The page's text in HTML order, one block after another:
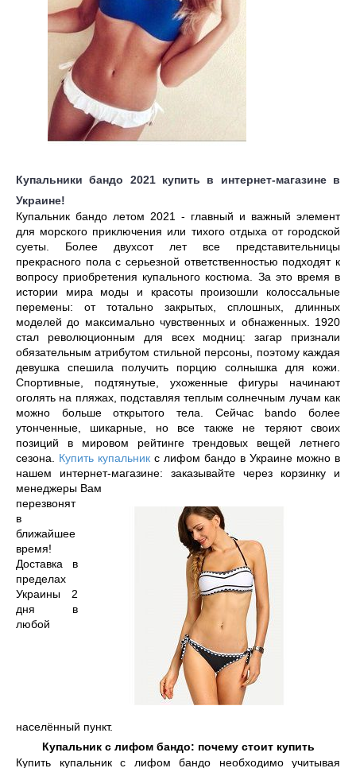
Купальники бандо 2021 купить в интернет-магазине в
Украине!
Купальник бандо летом 2021 - главный и важный элемент
для морского приключения или тихого отдыха от городской
суеты. Более двухсот лет все представительницы
прекрасного пола с серьезной ответственностью подходят к
вопросу приобретения купального костюма. За это время в
истории мира моды и красоты произошли колоссальные
перемены: от тотально закрытых, сплошных, длинных
моделей до максимально чувственных и обнаженных. 1920
стал революционным для всех модниц: загар признали
обязательным атрибутом стильной персоны, поэтому каждая
девушка спешила получить порцию солнышка для кожи.
Спортивные, подтянутые, ухоженные фигуры начинают
оголять на пляжах, подставляя теплым солнечным лучам как
можно больше открытого тела. Сейчас bando более
утонченные, шикарные, но все также не теряют своих
позиций в мировом рейтинге трендовых вещей летнего
сезона. Купить купальник с лифом бандо в Украине можно в
нашем интернет-магазине: заказывайте через корзинку и
менеджеры Вам
перезвонят
в
ближайшее
время!
Доставка в
пределах
Украины 2
дня в
любой
населённый пункт.
Купальник с лифом бандо: почему стоит купить
Купить купальник с лифом бандо необходимо учитывая